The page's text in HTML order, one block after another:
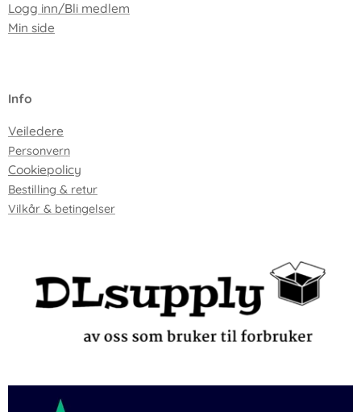
Logg inn/Bli medlem
Min side
Info
Veiledere
Personvern
Cookiepolicy
Bestilling & retur
Vilkår & betingelser